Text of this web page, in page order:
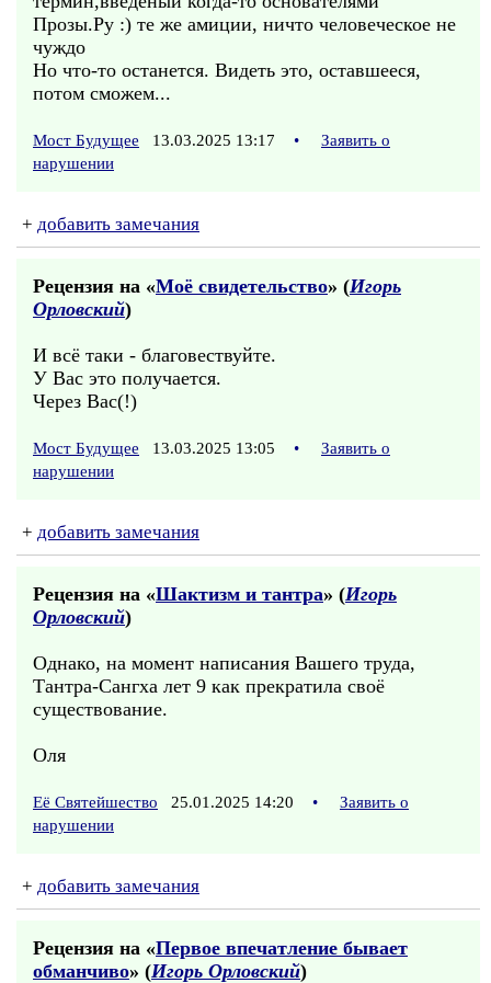
Прозы.Ру :) те же амиции, ничто человеческое не
чуждо
Но что-то останется. Видеть это, оставшееся,
потом сможем...
Мост Будущее 13.03.2025 13:17 •
Заявить о
нарушении
+ добавить замечания
Рецензия на «Моё свидетельство» (Игорь
Орловский)
И всё таки - благовествуйте.
У Вас это получается.
Через Вас(!)
Мост Будущее 13.03.2025 13:05 •
Заявить о
нарушении
+ добавить замечания
Рецензия на «Шактизм и тантра» (Игорь
Орловский)
Однако, на момент написания Вашего труда,
Тантра-Сангха лет 9 как прекратила своё
существование.
Оля
Её Святейшество 25.01.2025 14:20 •
Заявить о
нарушении
+ добавить замечания
Рецензия на «Первое впечатление бывает
обманчиво» (Игорь Орловский)